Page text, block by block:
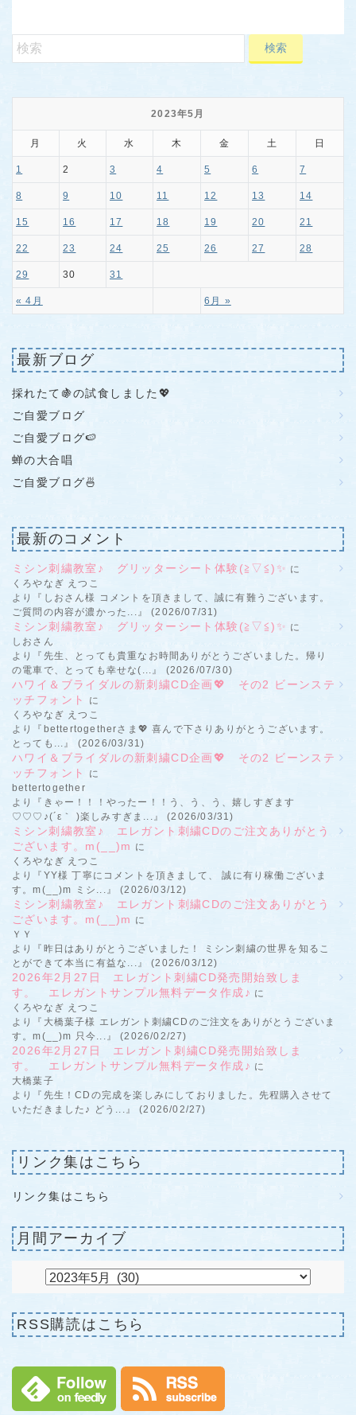
2023年5月
月 火 水 木 金 土 日
« 4月 6月 »
1 2 3 4 5 6 7
8 9 10 11 12 13 14
15 16 17 18 19 20 21
22 23 24 25 26 27 28
29 30 31
最新ブログ
採れたて🍇の試食しました💖
ご自愛ブログ
ご自愛ブログ🍉
蝉の大合唱
ご自愛ブログ🍜
最新のコメント
ミシン刺繍教室♪ グリッターシート体験(≧▽≦)✨ に
くろやなぎ えつこ
より『しおさん様 コメントを頂きまして、誠に有難うございます。
ご質問の内容が濃かった...』 (2026/07/31)
ミシン刺繍教室♪ グリッターシート体験(≧▽≦)✨ に
しおさん
より『先生、とっても貴重なお時間ありがとうございました。帰り
の電車で、とっても幸せな(...』 (2026/07/30)
ハワイ＆ブライダルの新刺繍CD企画💖 その2 ビーンステ
ッチフォント
に
くろやなぎ えつこ
より『bettertogetherさま💖 喜んで下さりありがとうございます。
とっても...』 (2026/03/31)
ハワイ＆ブライダルの新刺繍CD企画💖 その2 ビーンステ
ッチフォント
に
bettertogether
より『きゃー！！！やったー！！う、う、う、嬉しすぎます
♡♡♡♪(´ε｀ )楽しみすぎま...』 (2026/03/31)
ミシン刺繍教室♪ エレガント刺繍CDのご注文ありがとう
ございます。m(__)m に
くろやなぎ えつこ
より『YY様 丁寧にコメントを頂きまして、 誠に有り稼働ございま
す。m(__)m ミシ...』 (2026/03/12)
ミシン刺繍教室♪ エレガント刺繍CDのご注文ありがとう
ございます。m(__)m に
ＹＹ
より『昨日はありがとうございました！ ミシン刺繍の世界を知るこ
とができて本当に有益な...』 (2026/03/12)
2026年2月27日 エレガント刺繍CD発売開始致しま
す。 エレガントサンプル無料データ作成♪ に
くろやなぎ えつこ
より『大橋葉子様 エレガント刺繍CDのご注文をありがとうございま
す。m(__)m 只今...』 (2026/02/27)
2026年2月27日 エレガント刺繍CD発売開始致しま
す。 エレガントサンプル無料データ作成♪ に
大橋葉子
より『先生！CDの完成を楽しみにしておりました。先程購入させて
いただきました♪ どう...』 (2026/02/27)
リンク集はこちら
リンク集はこちら
月間アーカイブ
RSS購読はこちら